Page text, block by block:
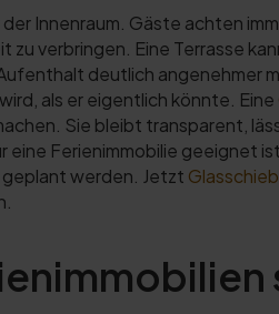
Innenraum. Gäste achten
verbringen. Eine Terrasse
deutlich
als er eigentlich könnte. Eine
Sie bleibt transparent,
Ferienimmobilie geeignet
werden. Jetzt